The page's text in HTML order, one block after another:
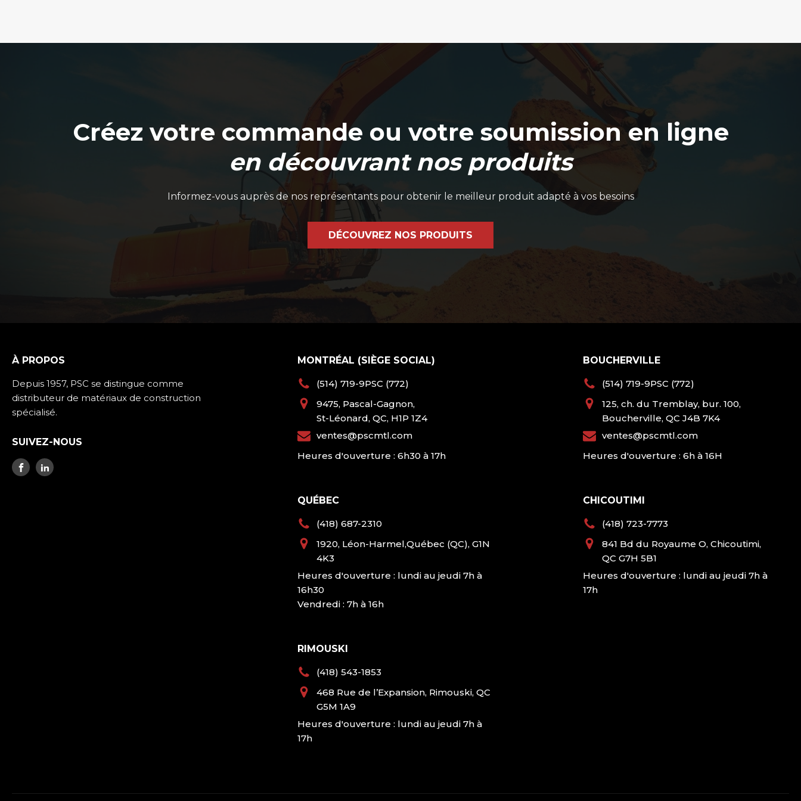
Créez votre commande ou votre soumission en ligne
en découvrant nos produits
Informez-vous auprès de nos représentants pour obtenir le meilleur produit adapté à vos besoins
DÉCOUVREZ NOS PRODUITS
À PROPOS
Depuis 1957, PSC se distingue comme
distributeur de matériaux de construction
spécialisé.
SUIVEZ-NOUS
MONTRÉAL (SIÈGE SOCIAL)
(514) 719-9PSC (772)
9475, Pascal-Gagnon,
St-Léonard, QC, H1P 1Z4
ventes@pscmtl.com
Heures d'ouverture : 6h30 à 17h
QUÉBEC
(418) 687-2310
1920, Léon-Harmel,Québec (QC), G1N
4K3
Heures d'ouverture : lundi au jeudi 7h à
16h30
Vendredi : 7h à 16h
RIMOUSKI
(418) 543-1853
468 Rue de l’Expansion, Rimouski, QC
G5M 1A9
Heures d'ouverture : lundi au jeudi 7h à
17h
BOUCHERVILLE
(514) 719-9PSC (772)
125, ch. du Tremblay, bur. 100,
Boucherville, QC J4B 7K4
ventes@pscmtl.com
Heures d'ouverture : 6h à 16H
CHICOUTIMI
(418) 723-7773
841 Bd du Royaume O, Chicoutimi,
QC G7H 5B1
Heures d'ouverture : lundi au jeudi 7h à
17h